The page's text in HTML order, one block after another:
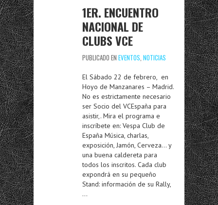
1ER. ENCUENTRO
NACIONAL DE
CLUBS VCE
PUBLICADO EN EVENTOS, NOTICIAS
El Sábado 22 de febrero, en
Hoyo de Manzanares – Madrid.
No es estrictamente necesario
ser Socio del VCEspaña para
asistir,. Mira el programa e
inscríbete en: Vespa Club de
España Música, charlas,
exposición, Jamón, Cerveza… y
una buena caldereta para
todos los inscritos. Cada club
expondrá en su pequeño
Stand: información de su Rally,
…